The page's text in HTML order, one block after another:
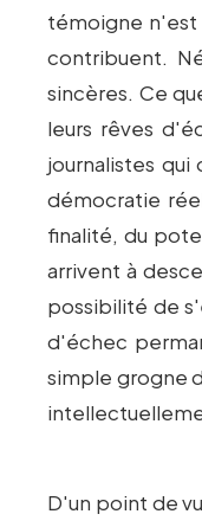
témoigne
contribuent.
sincères. Ce
leurs rêves
journalistes qui
démocratie
finalité, du
arrivent à
possibilité de
d'échec
simple grogne
D'un point de